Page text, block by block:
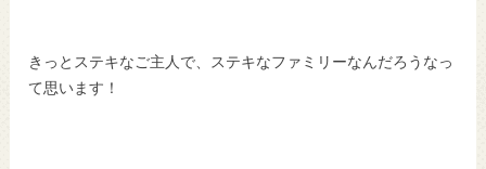
きっとステキなご主人で、ステキなファミリーなんだろうなっ
て思います！